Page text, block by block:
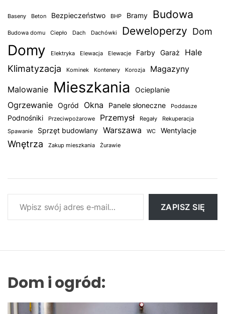
Baseny Beton Bezpieczeństwo BHP Bramy Budowa
Budowa domu Ciepło Dach Dachówki Deweloperzy Dom
Domy Elektryka Elewacja Elewacje Farby Garaż Hale
Klimatyzacja Kominek Kontenery Korozja Magazyny
Malowanie Mieszkania Ocieplanie
Ogrzewanie Ogród Okna Panele słoneczne Poddasze
Podnośniki Przeciwpożarowe Przemysł Regały
Rekuperacja
Spawanie
Sprzęt budowlany Warszawa WC Wentylacje
Wnętrza Zakup mieszkania Żurawie
Wpisz swój adres e-mail…
ZAPISZ SIĘ
Dom i ogród: